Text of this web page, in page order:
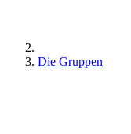
Die Gruppen